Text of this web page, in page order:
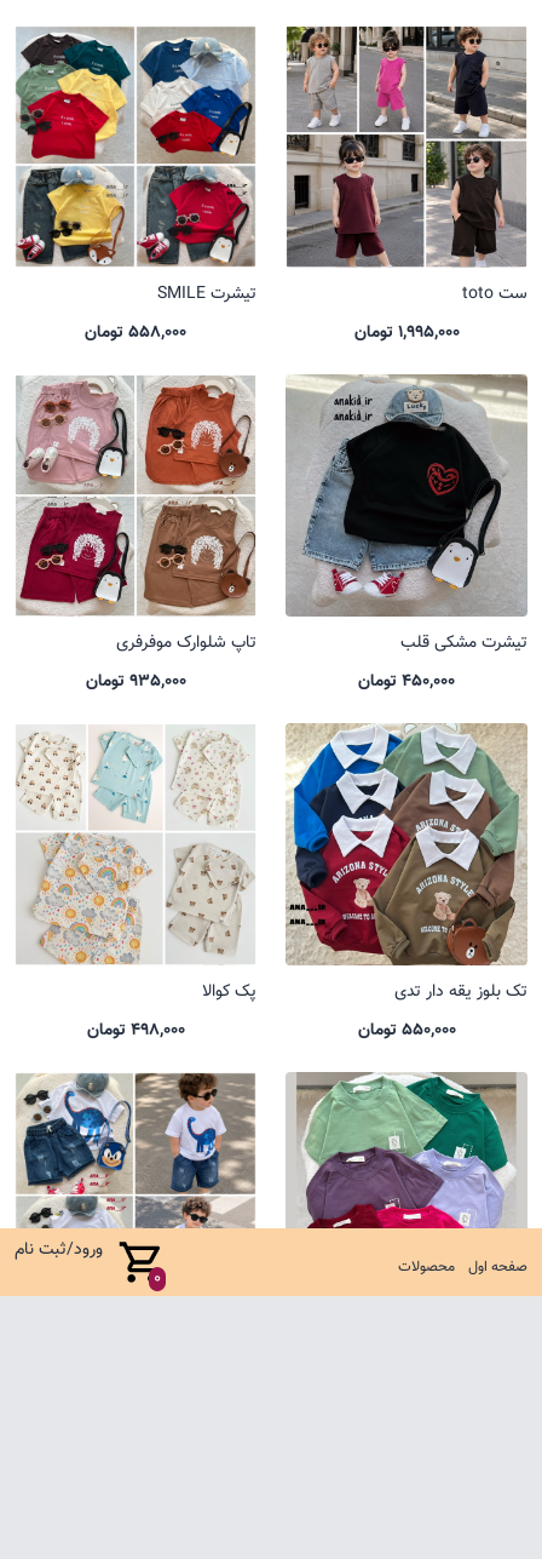
صفحه اول محصولات 0
ورود/ثبت نام
ست toto
1,995,000 تومان
تیشرت SMILE
558,000 تومان
تیشرت مشکی قلب
450,000 تومان
تاپ شلوارک موفرفری
935,000 تومان
تک بلوز یقه دار تدی
550,000 تومان
پک کوالا
498,000 تومان